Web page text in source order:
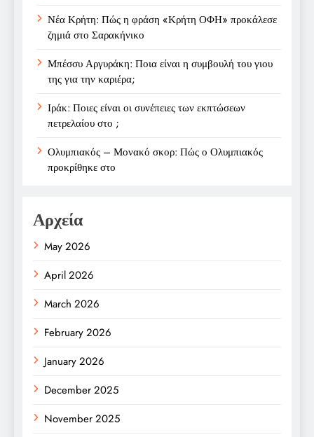
Νέα Κρήτη: Πώς η φράση «Κρήτη ΟΦΗ» προκάλεσε
ζημιά στο Σαρακήνικο
Μπέσσυ Αργυράκη: Ποια είναι η συμβουλή του γιου
της για την καριέρα;
Ιράκ: Ποιες είναι οι συνέπειες των εκπτώσεων
πετρελαίου στο ;
Ολυμπιακός – Μονακό σκορ: Πώς ο Ολυμπιακός
προκρίθηκε στο
Αρχεία
May 2026
April 2026
March 2026
February 2026
January 2026
December 2025
November 2025